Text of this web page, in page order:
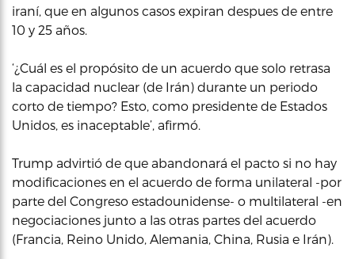
iraní, que en algunos casos expiran despues de entre
10 y 25 años.
‘¿Cuál es el propósito de un acuerdo que solo retrasa
la capacidad nuclear (de Irán) durante un periodo
corto de tiempo? Esto, como presidente de Estados
Unidos, es inaceptable’, afirmó.
Trump advirtió de que abandonará el pacto si no hay
modificaciones en el acuerdo de forma unilateral -por
parte del Congreso estadounidense- o multilateral -en
negociaciones junto a las otras partes del acuerdo
(Francia, Reino Unido, Alemania, China, Rusia e Irán).